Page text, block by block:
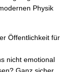
Physik
Öffentlichkeit für
nicht emotional